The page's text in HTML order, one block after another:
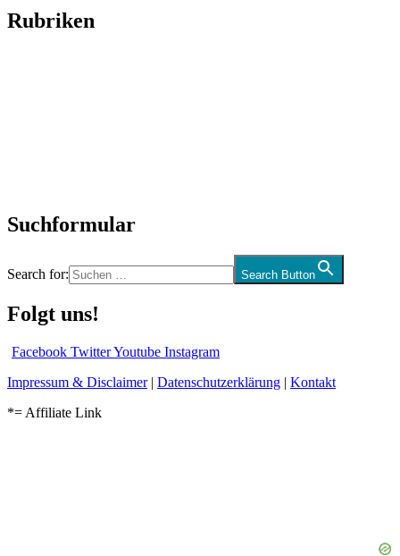
Rubriken
Suchformular
Search for: Search Button
Folgt uns!
Facebook TwitterYoutube Instagram
Impressum & Disclaimer| Datenschutzerklärung | Kontakt
*= Affiliate Link